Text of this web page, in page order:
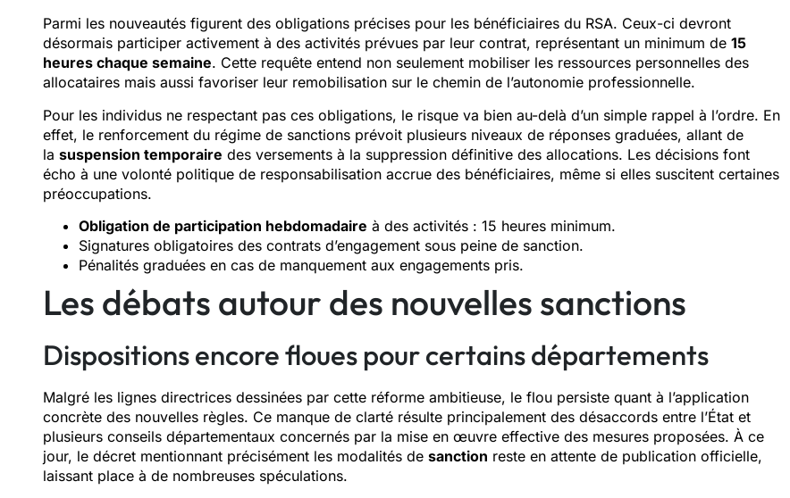
Parmi les nouveautés figurent des obligations précises pour les bénéficiaires du RSA. Ceux-ci devront
désormais participer activement à des activités prévues par leur contrat, représentant un minimum de 15
heures chaque semaine. Cette requête entend non seulement mobiliser les ressources personnelles des
allocataires mais aussi favoriser leur remobilisation sur le chemin de l’autonomie professionnelle.
Pour les individus ne respectant pas ces obligations, le risque va bien au-delà d’un simple rappel à l’ordre. En
effet, le renforcement du régime de sanctions prévoit plusieurs niveaux de réponses graduées, allant de
la suspension temporaire des versements à la suppression définitive des allocations. Les décisions font
écho à une volonté politique de responsabilisation accrue des bénéficiaires, même si elles suscitent certaines
préoccupations.
Obligation de participation hebdomadaire à des activités : 15 heures minimum.
Signatures obligatoires des contrats d’engagement sous peine de sanction.
Pénalités graduées en cas de manquement aux engagements pris.
Les débats autour des nouvelles sanctions
Dispositions encore floues pour certains départements
Malgré les lignes directrices dessinées par cette réforme ambitieuse, le flou persiste quant à l’application
concrète des nouvelles règles. Ce manque de clarté résulte principalement des désaccords entre l’État et
plusieurs conseils départementaux concernés par la mise en œuvre effective des mesures proposées. À ce
jour, le décret mentionnant précisément les modalités de sanction reste en attente de publication officielle,
laissant place à de nombreuses spéculations.